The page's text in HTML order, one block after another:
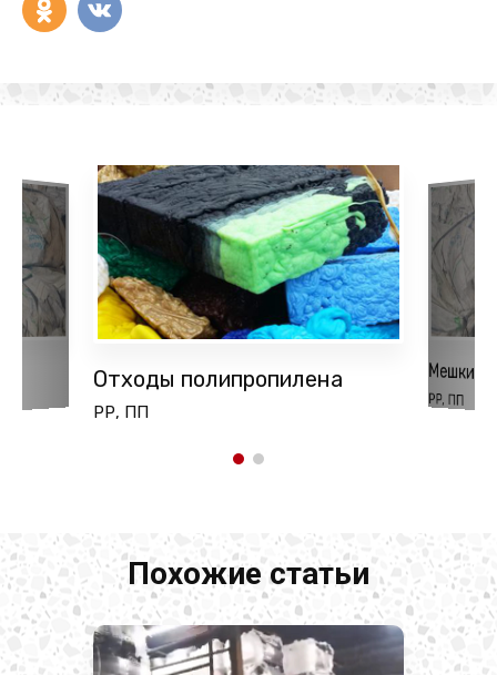
Отходы полипропилена
РР, ПП
Мешки
PP, ПП
Похожие статьи